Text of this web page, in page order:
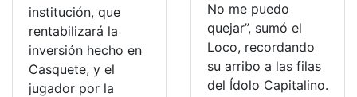
institución, que
rentabilizará la
inversión hecho en
Casquete, y el
jugador por la
No me puedo
quejar”, sumó el
Loco, recordando
su arribo a las filas
del Ídolo Capitalino.